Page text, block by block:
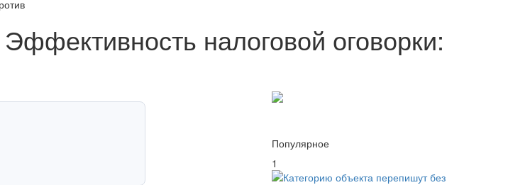
налоговой оговорки:
Популярное
1